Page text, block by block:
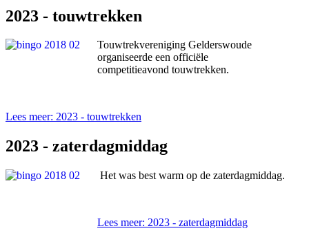
2023 - touwtrekken
Touwtrekvereniging Gelderswoude
organiseerde een officiële
competitieavond touwtrekken.
Lees meer: 2023 - touwtrekken
2023 - zaterdagmiddag
Het was best warm op de zaterdagmiddag.
Lees meer: 2023 - zaterdagmiddag